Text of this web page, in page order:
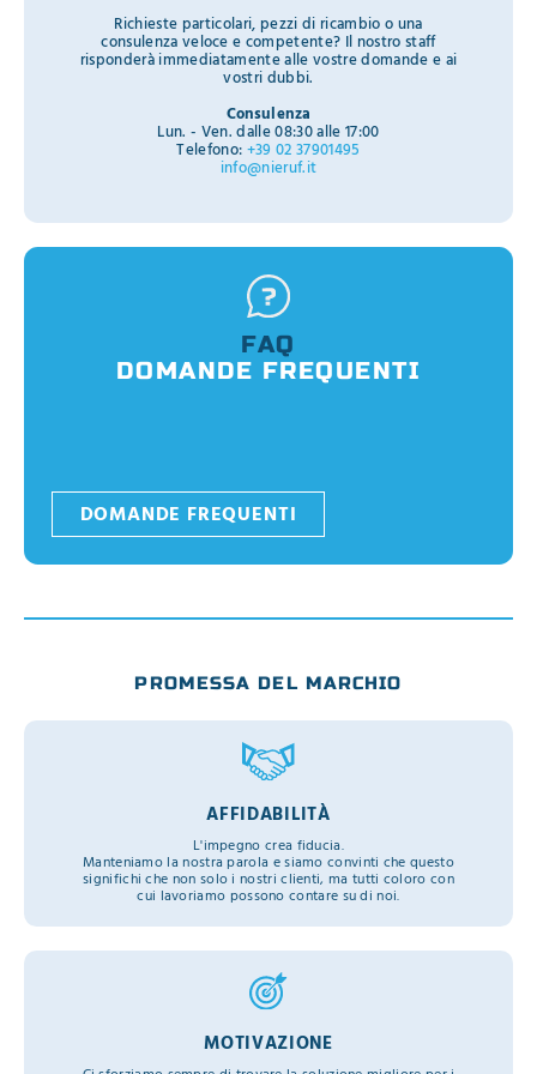
Richieste particolari, pezzi di ricambio o una
consulenza veloce e competente? Il nostro staff
risponderà immediatamente alle vostre domande e ai
vostri dubbi.
Consulenza
Lun. - Ven. dalle 08:30 alle 17:00
Telefono:+39 02 37901495
info@nieruf.it
FAQ
DOMANDE FREQUENTI
DOMANDE FREQUENTI
PROMESSA DEL MARCHIO
AFFIDABILITÀ
L'impegno crea fiducia.
Manteniamo la nostra parola e siamo convinti che questo
significhi che non solo i nostri clienti, ma tutti coloro con
cui lavoriamo possono contare su di noi.
MOTIVAZIONE